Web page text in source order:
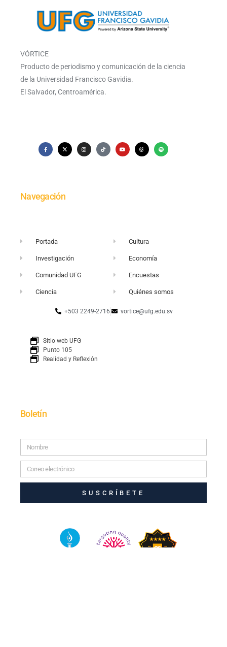
VÓRTICE
Producto de periodismo y comunicación de la ciencia
de la Universidad Francisco Gavidia.
El Salvador, Centroamérica.
Navegación
Portada
Investigación
Comunidad UFG
Ciencia
Cultura
Economía
Encuestas
Quiénes somos
+503 2249-2716 vortice@ufg.edu.sv
Sitio web UFG
Punto 105
Realidad y Reflexión
Boletín
SUSCRÍBETE